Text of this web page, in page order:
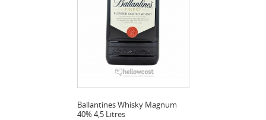
Ballantines Whisky Magnum
40% 4,5 Litres